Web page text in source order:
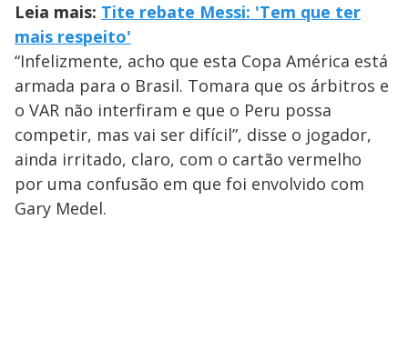
Leia mais: Tite rebate Messi: 'Tem que ter
mais respeito'
“Infelizmente, acho que esta Copa América está
armada para o Brasil. Tomara que os árbitros e
o VAR não interfiram e que o Peru possa
competir, mas vai ser difícil”, disse o jogador,
ainda irritado, claro, com o cartão vermelho
por uma confusão em que foi envolvido com
Gary Medel.